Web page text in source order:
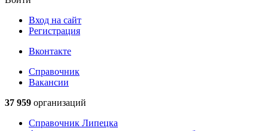
Вход на сайт
Регистрация
Вконтакте
Справочник
Вакансии
37 959 организаций
Справочник Липецка